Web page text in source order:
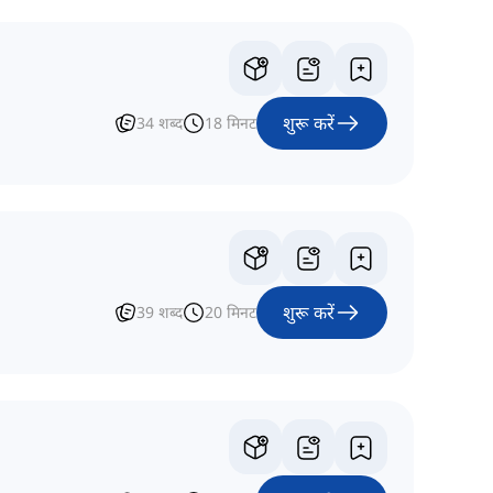
34 शब्द 18 मिनट शुरू करें
39 शब्द 20 मिनट शुरू करें